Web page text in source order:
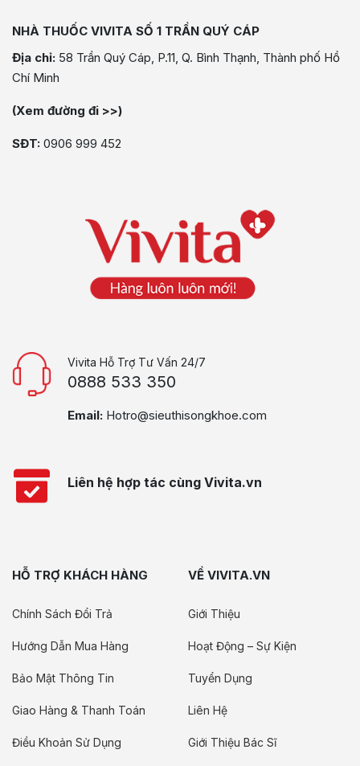
NHÀ THUỐC VIVITA SỐ 1 TRẦN QUÝ CÁP
Địa chỉ: 58 Trần Quý Cáp, P.11, Q. Bình Thạnh, Thành phố Hồ
Chí Minh
(Xem đường đi >>)
SĐT: 0906 999 452
Vivita Hỗ Trợ Tư Vấn 24/7
0888 533 350
Email: Hotro@sieuthisongkhoe.com
Liên hệ hợp tác cùng Vivita.vn
HỖ TRỢ KHÁCH HÀNG
Chính Sách Đổi Trả
Hướng Dẫn Mua Hàng
Bảo Mật Thông Tin
Giao Hàng & Thanh Toán
Điều Khoản Sử Dụng
VỀ VIVITA.VN
Giới Thiệu
Hoạt Động – Sự Kiện
Tuyển Dụng
Liên Hệ
Giới Thiệu Bác Sĩ